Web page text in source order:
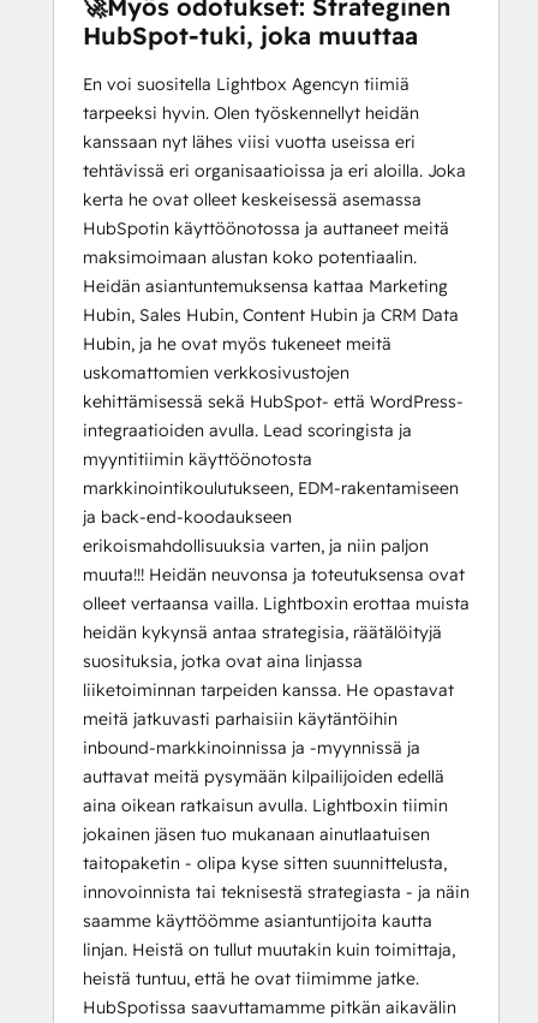
🚀Myös odotukset: Strateginen
HubSpot-tuki, joka muuttaa
En voi suositella Lightbox Agencyn tiimiä
tarpeeksi hyvin. Olen työskennellyt heidän
kanssaan nyt lähes viisi vuotta useissa eri
tehtävissä eri organisaatioissa ja eri aloilla. Joka
kerta he ovat olleet keskeisessä asemassa
HubSpotin käyttöönotossa ja auttaneet meitä
maksimoimaan alustan koko potentiaalin.
Heidän asiantuntemuksensa kattaa Marketing
Hubin, Sales Hubin, Content Hubin ja CRM Data
Hubin, ja he ovat myös tukeneet meitä
uskomattomien verkkosivustojen
kehittämisessä sekä HubSpot- että WordPress-
integraatioiden avulla. Lead scoringista ja
myyntitiimin käyttöönotosta
markkinointikoulutukseen, EDM-rakentamiseen
ja back-end-koodaukseen
erikoismahdollisuuksia varten, ja niin paljon
muuta!!! Heidän neuvonsa ja toteutuksensa ovat
olleet vertaansa vailla. Lightboxin erottaa muista
heidän kykynsä antaa strategisia, räätälöityjä
suosituksia, jotka ovat aina linjassa
liiketoiminnan tarpeiden kanssa. He opastavat
meitä jatkuvasti parhaisiin käytäntöihin
inbound-markkinoinnissa ja -myynnissä ja
auttavat meitä pysymään kilpailijoiden edellä
aina oikean ratkaisun avulla. Lightboxin tiimin
jokainen jäsen tuo mukanaan ainutlaatuisen
taitopaketin - olipa kyse sitten suunnittelusta,
innovoinnista tai teknisestä strategiasta - ja näin
saamme käyttöömme asiantuntijoita kautta
linjan. Heistä on tullut muutakin kuin toimittaja,
heistä tuntuu, että he ovat tiimimme jatke.
HubSpotissa saavuttamamme pitkän aikavälin